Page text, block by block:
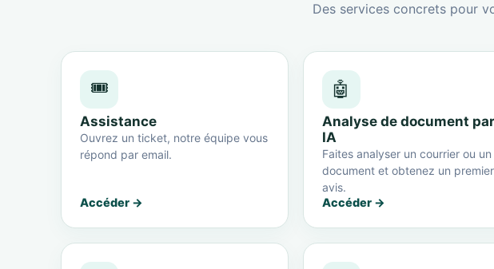
Des services concrets pour
🎟️
Assistance
Ouvrez un ticket, notre équipe vous
répond par email.
Accéder →
🤖
Analyse de document par
IA
Faites analyser un courrier ou un
document et obtenez un premier
avis.
Accéder →